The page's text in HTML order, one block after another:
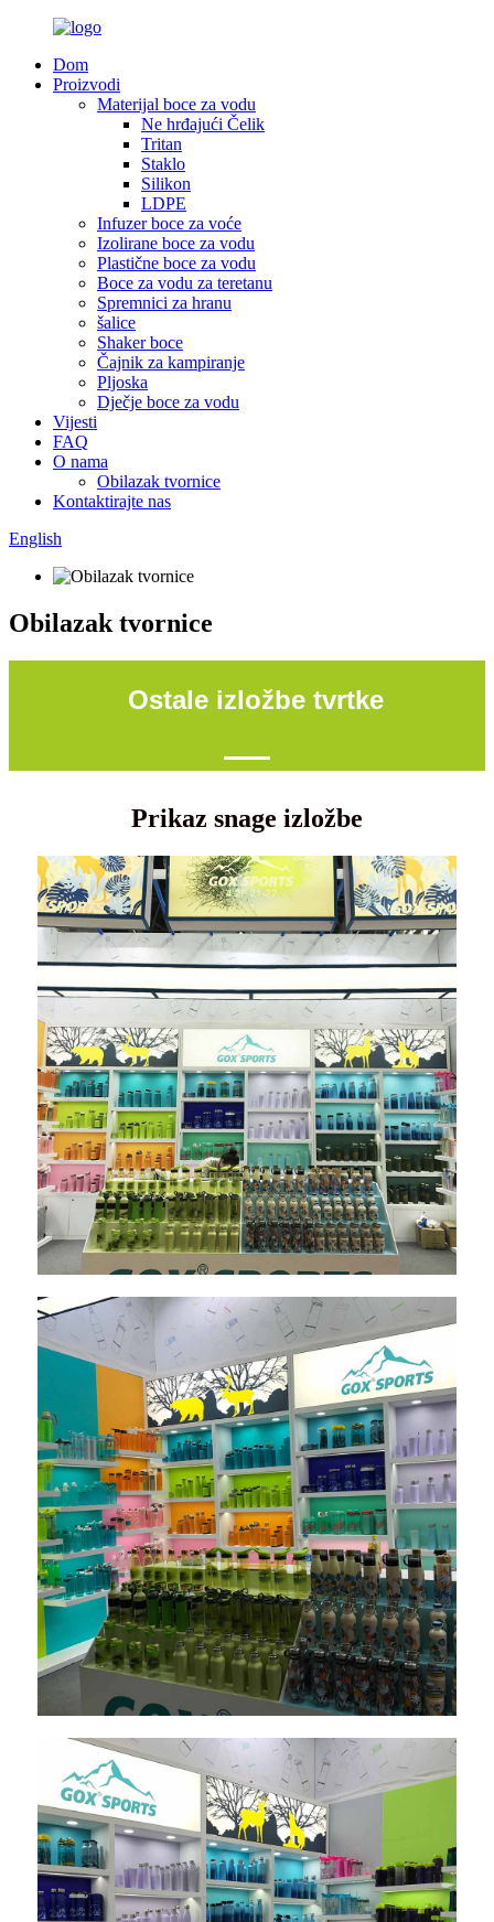
Dom
Proizvodi
Materijal boce za vodu
Ne hrđajući Čelik
Tritan
Staklo
Silikon
LDPE
Infuzer boce za voće
Izolirane boce za vodu
Plastične boce za vodu
Boce za vodu za teretanu
Spremnici za hranu
šalice
Shaker boce
Čajnik za kampiranje
Pljoska
Dječje boce za vodu
Vijesti
FAQ
O nama
Obilazak tvornice
Kontaktirajte nas
English
Obilazak tvornice
Ostale izložbe tvrtke
Prikaz snage izložbe